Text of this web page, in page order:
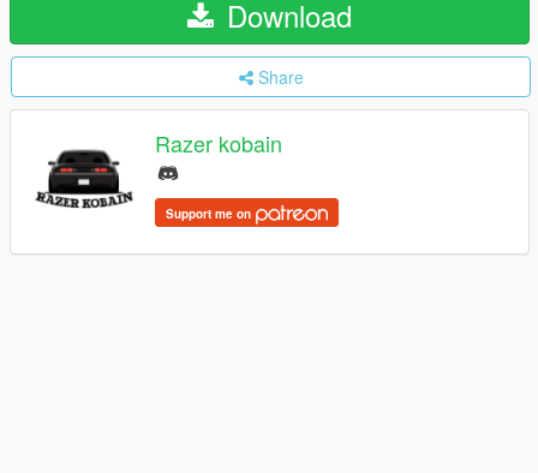
Download
Share
Razer kobain
Support me on